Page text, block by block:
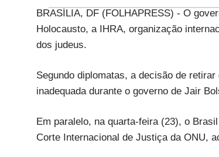
BRASÍLIA, DF (FOLHAPRESS) - O
Holocausto, a IHRA, organização
dos judeus.
Segundo diplomatas, a decisão de
inadequada durante o governo de Jair
Em paralelo, na quarta-feira (23), o
Corte Internacional de Justiça da ONU,